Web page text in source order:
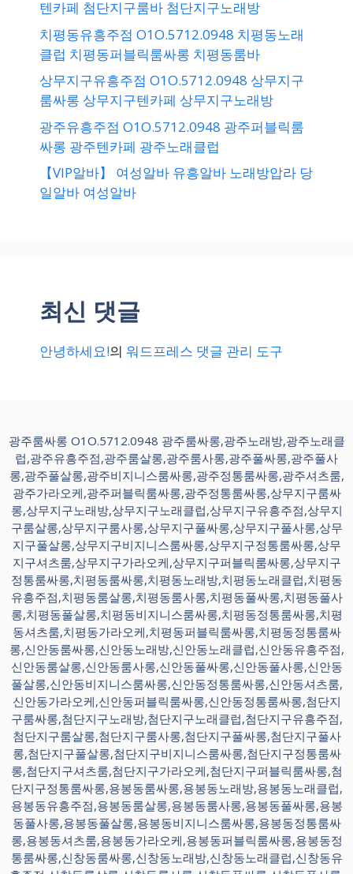
텐카페 첨단지구룸바 첨단지구노래방
치평동유흥주점 O1O.5712.0948 치평동노래
클럽 치평동퍼블릭룸싸롱 치평동룸바
상무지구유흥주점 O1O.5712.0948 상무지구
룸싸롱 상무지구텐카페 상무지구노래방
광주유흥주점 O1O.5712.0948 광주퍼블릭룸
싸롱 광주텐카페 광주노래클럽
【VIP알바】 여성알바 유흥알바 노래방압라 당
일알바 여성알바
최신 댓글
안녕하세요!의 워드프레스 댓글 관리 도구
광주룸싸롱 O1O.5712.0948 광주룸싸롱,광주노래방,광주노래클
럽,광주유흥주점,광주룸살롱,광주룸사롱,광주풀싸롱,광주풀사
롱,광주풀살롱,광주비지니스룸싸롱,광주정통룸싸롱,광주셔츠룸,
광주가라오케,광주퍼블릭룸싸롱,광주정통룸싸롱,상무지구룸싸
롱,상무지구노래방,상무지구노래클럽,상무지구유흥주점,상무지
구룸살롱,상무지구룸사롱,상무지구풀싸롱,상무지구풀사롱,상무
지구풀살롱,상무지구비지니스룸싸롱,상무지구정통룸싸롱,상무
지구셔츠룸,상무지구가라오케,상무지구퍼블릭룸싸롱,상무지구
정통룸싸롱,치평동룸싸롱,치평동노래방,치평동노래클럽,치평동
유흥주점,치평동룸살롱,치평동룸사롱,치평동풀싸롱,치평동풀사
롱,치평동풀살롱,치평동비지니스룸싸롱,치평동정통룸싸롱,치평
동셔츠룸,치평동가라오케,치평동퍼블릭룸싸롱,치평동정통룸싸
롱,신안동룸싸롱,신안동노래방,신안동노래클럽,신안동유흥주점,
신안동룸살롱,신안동룸사롱,신안동풀싸롱,신안동풀사롱,신안동
풀살롱,신안동비지니스룸싸롱,신안동정통룸싸롱,신안동셔츠룸,
신안동가라오케,신안동퍼블릭룸싸롱,신안동정통룸싸롱,첨단지
구룸싸롱,첨단지구노래방,첨단지구노래클럽,첨단지구유흥주점,
첨단지구룸살롱,첨단지구룸사롱,첨단지구풀싸롱,첨단지구풀사
롱,첨단지구풀살롱,첨단지구비지니스룸싸롱,첨단지구정통룸싸
롱,첨단지구셔츠룸,첨단지구가라오케,첨단지구퍼블릭룸싸롱,첨
단지구정통룸싸롱,용봉동룸싸롱,용봉동노래방,용봉동노래클럽,
용봉동유흥주점,용봉동룸살롱,용봉동룸사롱,용봉동풀싸롱,용봉
동풀사롱,용봉동풀살롱,용봉동비지니스룸싸롱,용봉동정통룸싸
롱,용봉동셔츠룸,용봉동가라오케,용봉동퍼블릭룸싸롱,용봉동정
통룸싸롱,신창동룸싸롱,신창동노래방,신창동노래클럽,신창동유